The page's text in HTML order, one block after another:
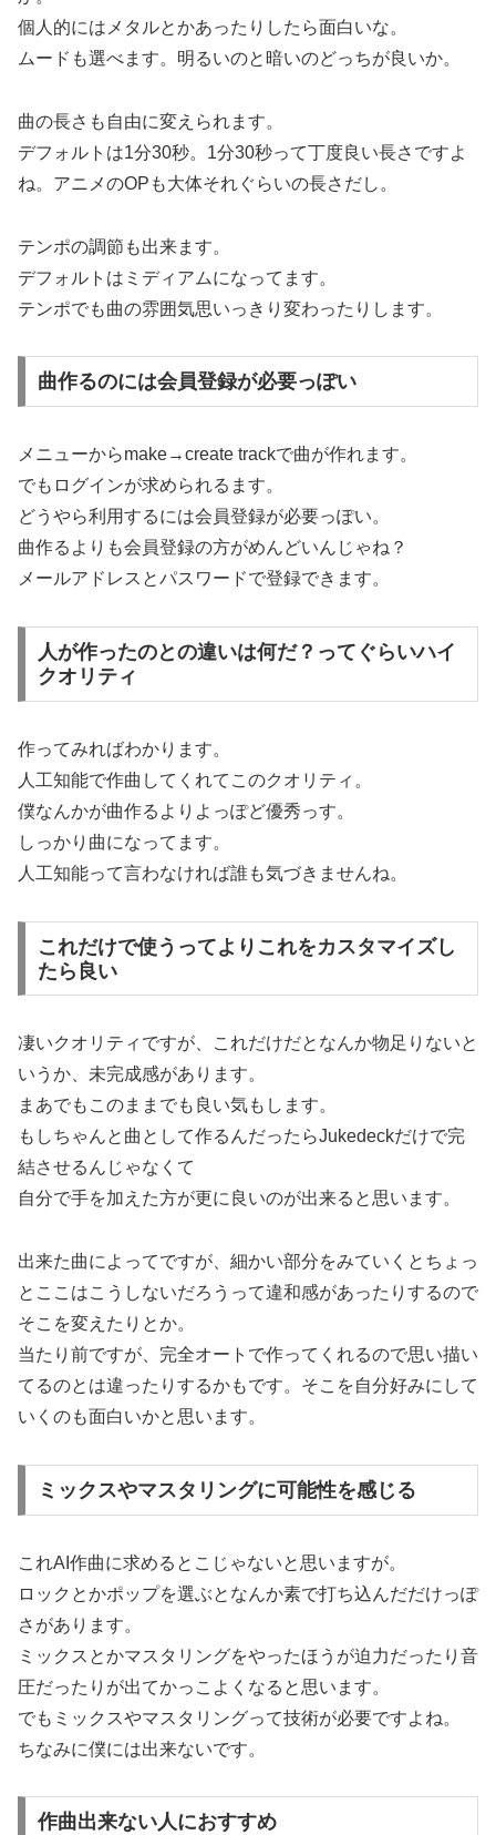
個人的にはメタルとかあったりしたら面白いな。
ムードも選べます。明るいのと暗いのどっちが良いか。
曲の長さも自由に変えられます。
デフォルトは1分30秒。1分30秒って丁度良い長さですよ
ね。アニメのOPも大体それぐらいの長さだし。
テンポの調節も出来ます。
デフォルトはミディアムになってます。
テンポでも曲の雰囲気思いっきり変わったりします。
曲作るのには会員登録が必要っぽい
メニューからmake→create trackで曲が作れます。
でもログインが求められるます。
どうやら利用するには会員登録が必要っぽい。
曲作るよりも会員登録の方がめんどいんじゃね？
メールアドレスとパスワードで登録できます。
人が作ったのとの違いは何だ？ってぐらいハイ
クオリティ
作ってみればわかります。
人工知能で作曲してくれてこのクオリティ。
僕なんかが曲作るよりよっぽど優秀っす。
しっかり曲になってます。
人工知能って言わなければ誰も気づきませんね。
これだけで使うってよりこれをカスタマイズし
たら良い
凄いクオリティですが、これだけだとなんか物足りないと
いうか、未完成感があります。
まあでもこのままでも良い気もします。
もしちゃんと曲として作るんだったらJukedeckだけで完
結させるんじゃなくて
自分で手を加えた方が更に良いのが出来ると思います。
出来た曲によってですが、細かい部分をみていくとちょっ
とここはこうしないだろうって違和感があったりするので
そこを変えたりとか。
当たり前ですが、完全オートで作ってくれるので思い描い
てるのとは違ったりするかもです。そこを自分好みにして
いくのも面白いかと思います。
ミックスやマスタリングに可能性を感じる
これAI作曲に求めるとこじゃないと思いますが。
ロックとかポップを選ぶとなんか素で打ち込んだだけっぽ
さがあります。
ミックスとかマスタリングをやったほうが迫力だったり音
圧だったりが出てかっこよくなると思います。
でもミックスやマスタリングって技術が必要ですよね。
ちなみに僕には出来ないです。
作曲出来ない人におすすめ